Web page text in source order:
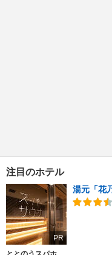
注目のホテル
PR
湯元「花